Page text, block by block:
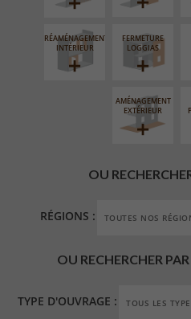
RÉAMÉNAGEMENT
INTÉRIEUR
FERMETURE
LOGGIAS
AMÉNAGEMENT
EXTÉRIEUR
OU
RÉGIONS :
OU RECHERCHER
TYPE D'OUVRAGE :